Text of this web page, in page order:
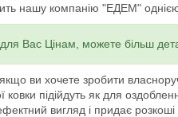
нашу компанію "ЕДЕМ" однією
Вас Цінам, можете більш
ви хочете зробити
підійдуть як для
вигляд і придає